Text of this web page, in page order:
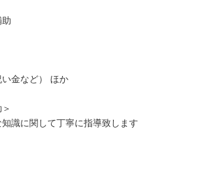
金など） ほか
識に関して丁寧に指導致します